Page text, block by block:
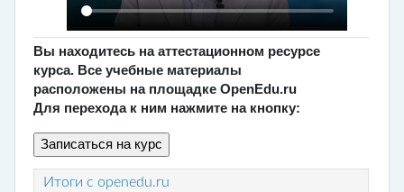
Вы находитесь на аттестационном ресурсе
курса. Все учебные материалы
расположены на площадке OpenEdu.ru
Для перехода к ним нажмите на кнопку:
Итоги с openedu.ru